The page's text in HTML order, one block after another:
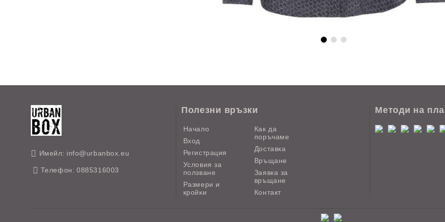
Имейл: info@urbanbox.eu
Телефон: 0885316003
Полезни връзки
Начало
Вход
Регистрация
Условия за
ползване
Размери и
кройки
Как да
поръчаме
Доставка
Връщане
Заявка за
връщане
Контакт
Методи на